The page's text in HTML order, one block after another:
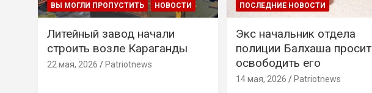
ВЫ МОГЛИ ПРОПУСТИТЬ НОВОСТИ
Литейный завод начали
строить возле Караганды
22 мая, 2026 Patriotnews
ПОСЛЕДНИЕ НОВОСТИ
Экс начальник отдела
полиции Балхаша просит
освободить его
14 мая, 2026 Patriotnews